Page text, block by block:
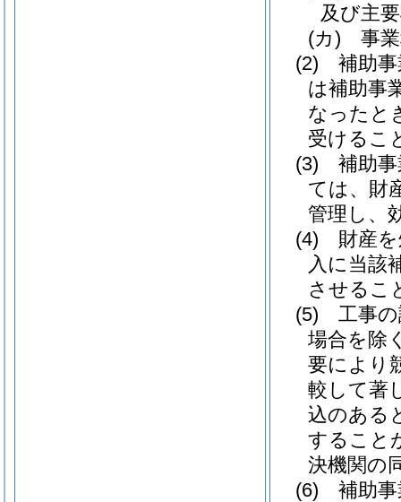
及び主
(カ) 事業
(2) 補助事
は補助事
なったと
受けるこ
(3) 補助事
ては、財
管理し、
(4) 財産を
入に当該
させるこ
(5) 工事の
場合を除
要により
較して著
込のある
すること
決機関の
(6) 補助事